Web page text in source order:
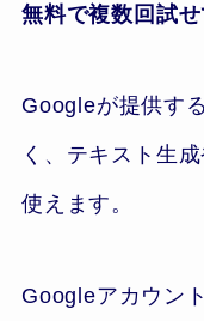
無料で複数回試
Googleが提供す
く、テキスト生
使えます。
Googleアカウン